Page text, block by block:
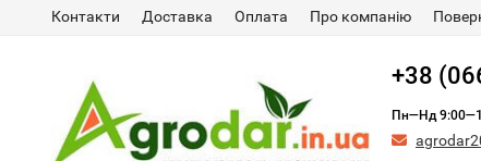
Контакти Доставка Оплата Про компанію
+38
Пн—Нд